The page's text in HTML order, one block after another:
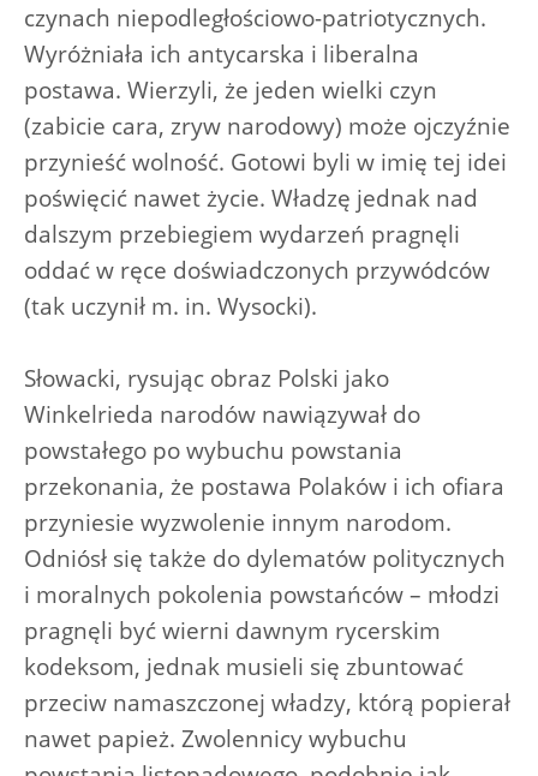
czynach niepodległościowo-patriotycznych.
Wyróżniała ich antycarska i liberalna
postawa. Wierzyli, że jeden wielki czyn
(zabicie cara, zryw narodowy) może ojczyźnie
przynieść wolność. Gotowi byli w imię tej idei
poświęcić nawet życie. Władzę jednak nad
dalszym przebiegiem wydarzeń pragnęli
oddać w ręce doświadczonych przywódców
(tak uczynił m. in. Wysocki).
Słowacki, rysując obraz Polski jako
Winkelrieda narodów nawiązywał do
powstałego po wybuchu powstania
przekonania, że postawa Polaków i ich ofiara
przyniesie wyzwolenie innym narodom.
Odniósł się także do dylematów politycznych
i moralnych pokolenia powstańców – młodzi
pragnęli być wierni dawnym rycerskim
kodeksom, jednak musieli się zbuntować
przeciw namaszczonej władzy, którą popierał
nawet papież. Zwolennicy wybuchu